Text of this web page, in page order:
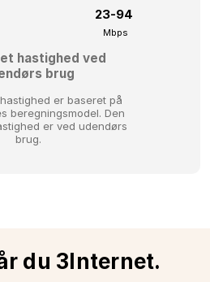
23-94
Mbps
hastighed ved
brug
er baseret på
beregningsmodel. Den
er ved udendørs
brug.
du 3Internet.